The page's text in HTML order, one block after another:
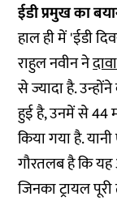
ईडी प्रमुख का
हाल ही में 'ईडी
राहुल नवीन नेदावा
से ज्यादा है.
हुई है, उनमें से 44
किया गया है.
गौरतलब है कि
जिनका ट्रायल